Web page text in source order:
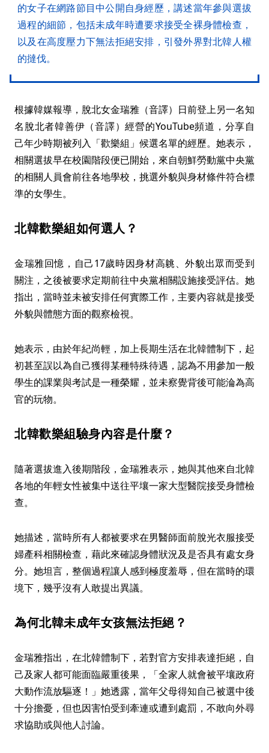
的女子在網路節目中公開自身經歷，講述當年參與選拔
過程的細節，包括未成年時遭要求接受全裸身體檢查，
以及在高度壓力下無法拒絕安排，引發外界對北韓人權
的撻伐。
根據韓媒報導，脫北女金瑞雅（音譯）日前登上另一名知
名脫北者韓善伊（音譯）經營的YouTube頻道，分享自
己年少時期被列入「歡樂組」候選名單的經歷。她表示，
相關選拔早在校園階段便已開始，來自朝鮮勞動黨中央黨
的相關人員會前往各地學校，挑選外貌與身材條件符合標
準的女學生。
北韓歡樂組如何選人？
金瑞雅回憶，自己17歲時因身材高䠷、外貌出眾而受到
關注，之後被要求定期前往中央黨相關設施接受評估。她
指出，當時並未被安排任何實際工作，主要內容就是接受
外貌與體態方面的觀察檢視。
她表示，由於年紀尚輕，加上長期生活在北韓體制下，起
初甚至誤以為自己獲得某種特殊待遇，認為不用參加一般
學生的課業與考試是一種榮耀，並未察覺背後可能淪為高
官的玩物。
北韓歡樂組驗身內容是什麼？
隨著選拔進入後期階段，金瑞雅表示，她與其他來自北韓
各地的年輕女性被集中送往平壤一家大型醫院接受身體檢
查。
她描述，當時所有人都被要求在男醫師面前脫光衣服接受
婦產科相關檢查，藉此來確認身體狀況及是否具有處女身
分。她坦言，整個過程讓人感到極度羞辱，但在當時的環
境下，幾乎沒有人敢提出異議。
為何北韓未成年女孩無法拒絕？
金瑞雅指出，在北韓體制下，若對官方安排表達拒絕，自
己及家人都可能面臨嚴重後果，「全家人就會被平壤政府
大動作流放驅逐！」她透露，當年父母得知自己被選中後
十分擔憂，但也因害怕受到牽連或遭到處罰，不敢向外尋
求協助或與他人討論。